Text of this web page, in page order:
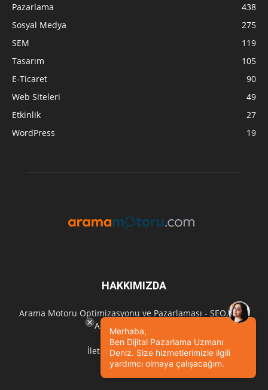
Pazarlama
438
Sosyal Medya
275
SEM
119
Tasarım
105
E-Ticaret
90
Web Siteleri
49
Etkinlik
27
WordPress
19
HAKKIMIZDA
Arama Motoru Optimizasyonu ve Pazarlaması - SEO, SEM,
ASO, Tasarım, UI/UX
İletişim:seo@imza.com
Merhaba,
Ben Dijital Pazarlama Uzmanı
Deniz. Size hizmetlerimizle ilgili
yardımcı olmaya çalışacağım.